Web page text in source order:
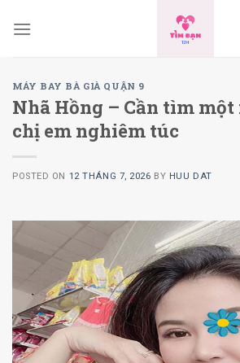
MÁY BAY BÀ GIÀ QUẬN 9
Nhã Hồng – Cần tìm một
chị em nghiêm túc
POSTED ON 12 THÁNG 7, 2026 BY HUU DAT